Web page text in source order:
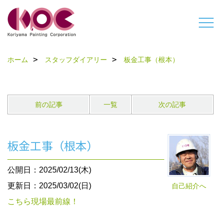
ホーム スタッフダイアリー 板金工事（根本）
前の記事 一覧 次の記事
自己紹介へ
板金工事（根本）
公開日：2025/02/13(木)
更新日：2025/03/02(日)
こちら現場最前線！